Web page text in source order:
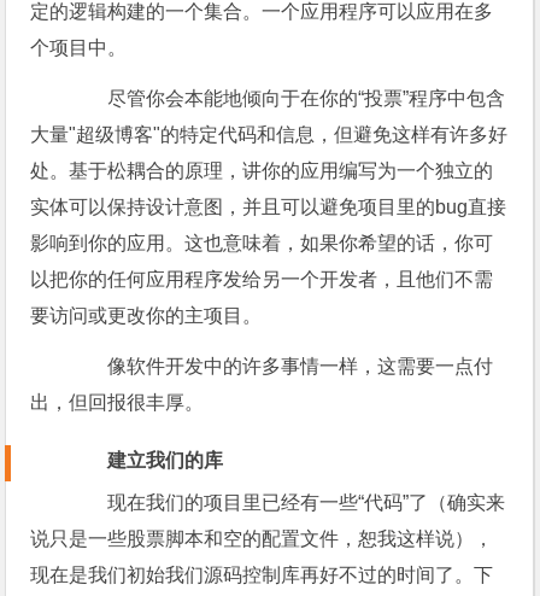
定的逻辑构建的一个集合。一个应用程序可以应用在多
个项目中。
尽管你会本能地倾向于在你的“投票”程序中包含
大量"超级博客"的特定代码和信息，但避免这样有许多好
处。基于松耦合的原理，讲你的应用编写为一个独立的
实体可以保持设计意图，并且可以避免项目里的bug直接
影响到你的应用。这也意味着，如果你希望的话，你可
以把你的任何应用程序发给另一个开发者，且他们不需
要访问或更改你的主项目。
像软件开发中的许多事情一样，这需要一点付
出，但回报很丰厚。
建立我们的库
现在我们的项目里已经有一些“代码”了（确实来
说只是一些股票脚本和空的配置文件，恕我这样说），
现在是我们初始我们源码控制库再好不过的时间了。下